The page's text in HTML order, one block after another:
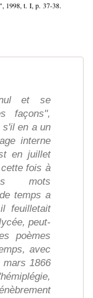
1998, t. I, p. 37-38.
et se
façons",
s'il en a un
interne
en juillet
fois à
mots
temps a
feuilletait
peut-
poèmes
avec
mars 1866